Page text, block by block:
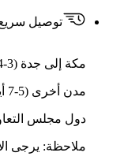
توصيل
مكة إلى جدة (3-4 أيام عمل)
مدن أخرى (5-7 أيام عمل)
دول مجلس التعاون
ملاحظة: يرجى